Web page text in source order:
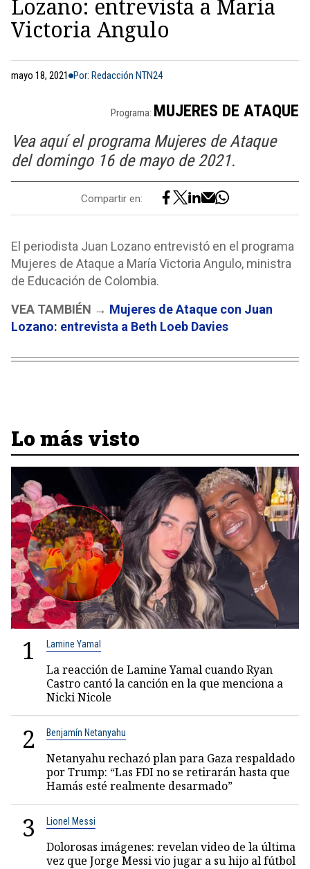
Lozano: entrevista a María
Victoria Angulo
mayo 18, 2021 Por: Redacción NTN24
Programa: MUJERES DE ATAQUE
Vea aquí el programa Mujeres de Ataque
del domingo 16 de mayo de 2021.
Compartir en:
El periodista Juan Lozano entrevistó en el programa
Mujeres de Ataque a María Victoria Angulo, ministra
de Educación de Colombia.
VEA TAMBIÉN → Mujeres de Ataque con Juan
Lozano: entrevista a Beth Loeb Davies
Lo más visto
1 Lamine Yamal
La reacción de Lamine Yamal cuando Ryan
Castro cantó la canción en la que menciona a
Nicki Nicole
2 Benjamín Netanyahu
Netanyahu rechazó plan para Gaza respaldado
por Trump: “Las FDI no se retirarán hasta que
Hamás esté realmente desarmado”
3 Lionel Messi
Dolorosas imágenes: revelan video de la última
vez que Jorge Messi vio jugar a su hijo al fútbol